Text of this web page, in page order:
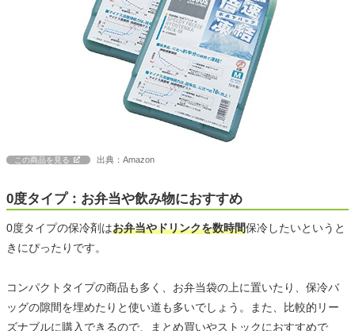
この商品を見る 出典：Amazon
0度タイプ：お弁当や飲み物におすすめ
0度タイプの保冷剤はお弁当やドリンクを数時間保冷したいというと
きにぴったりです。
コンパクトタイプの商品も多く、お弁当袋の上に置いたり、保冷バ
ッグの隙間を埋めたりと使い道も多いでしょう。また、比較的リー
ズナブルに購入できるので、まとめ買いやストックにおすすめで